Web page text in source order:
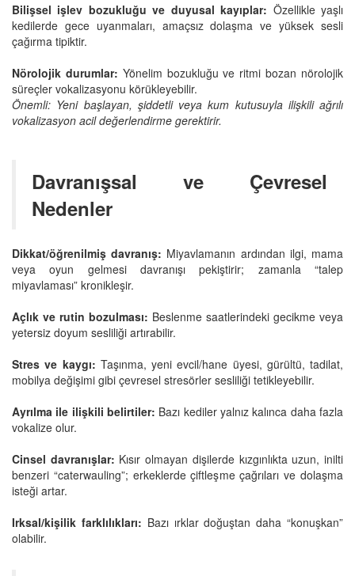
Bilişsel işlev bozukluğu ve duyusal kayıplar: Özellikle yaşlı
kedilerde gece uyanmaları, amaçsız dolaşma ve yüksek sesli
çağırma tipiktir.
Nörolojik durumlar: Yönelim bozukluğu ve ritmi bozan nörolojik
süreçler vokalizasyonu körükleyebilir.
Önemli: Yeni başlayan, şiddetli veya kum kutusuyla ilişkili ağrılı
vokalizasyon acil değerlendirme gerektirir.
Davranışsal ve Çevresel
Nedenler
Dikkat/öğrenilmiş davranış: Miyavlamanın ardından ilgi, mama
veya oyun gelmesi davranışı pekiştirir; zamanla “talep
miyavlaması” kronikleşir.
Açlık ve rutin bozulması: Beslenme saatlerindeki gecikme veya
yetersiz doyum sesliliği artırabilir.
Stres ve kaygı: Taşınma, yeni evcil/hane üyesi, gürültü, tadilat,
mobilya değişimi gibi çevresel stresörler sesliliği tetikleyebilir.
Ayrılma ile ilişkili belirtiler: Bazı kediler yalnız kalınca daha fazla
vokalize olur.
Cinsel davranışlar: Kısır olmayan dişilerde kızgınlıkta uzun, inilti
benzeri “caterwauling”; erkeklerde çiftleşme çağrıları ve dolaşma
isteği artar.
Irksal/kişilik farklılıkları: Bazı ırklar doğuştan daha “konuşkan”
olabilir.